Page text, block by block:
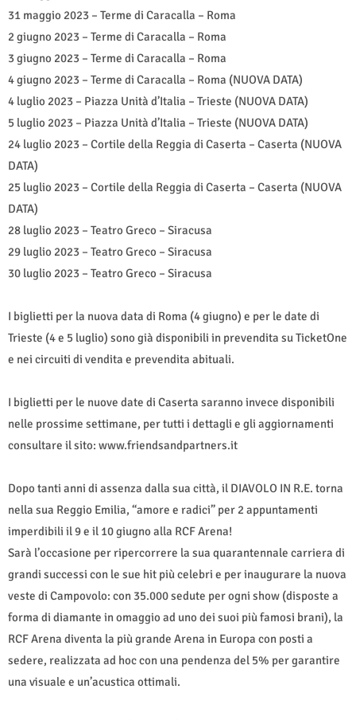
31 maggio 2023 – Terme di Caracalla – Roma
2 giugno 2023 – Terme di Caracalla – Roma
3 giugno 2023 – Terme di Caracalla – Roma
4 giugno 2023 – Terme di Caracalla – Roma (NUOVA DATA)
4 luglio 2023 – Piazza Unità d’Italia – Trieste (NUOVA DATA)
5 luglio 2023 – Piazza Unità d’Italia – Trieste (NUOVA DATA)
24 luglio 2023 – Cortile della Reggia di Caserta – Caserta (NUOVA
DATA)
25 luglio 2023 – Cortile della Reggia di Caserta – Caserta (NUOVA
DATA)
28 luglio 2023 – Teatro Greco – Siracusa
29 luglio 2023 – Teatro Greco – Siracusa
30 luglio 2023 – Teatro Greco – Siracusa
I biglietti per la nuova data di Roma (4 giugno) e per le date di
Trieste (4 e 5 luglio) sono già disponibili in prevendita su TicketOne
e nei circuiti di vendita e prevendita abituali.
I biglietti per le nuove date di Caserta saranno invece disponibili
nelle prossime settimane, per tutti i dettagli e gli aggiornamenti
consultare il sito: www.friendsandpartners.it
Dopo tanti anni di assenza dalla sua città, il DIAVOLO IN R.E. torna
nella sua Reggio Emilia, “amore e radici” per 2 appuntamenti
imperdibili il 9 e il 10 giugno alla RCF Arena!
Sarà l’occasione per ripercorrere la sua quarantennale carriera di
grandi successi con le sue hit più celebri e per inaugurare la nuova
veste di Campovolo: con 35.000 sedute per ogni show (disposte a
forma di diamante in omaggio ad uno dei suoi più famosi brani), la
RCF Arena diventa la più grande Arena in Europa con posti a
sedere, realizzata ad hoc con una pendenza del 5% per garantire
una visuale e un’acustica ottimali.